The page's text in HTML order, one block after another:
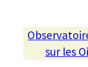
sur les